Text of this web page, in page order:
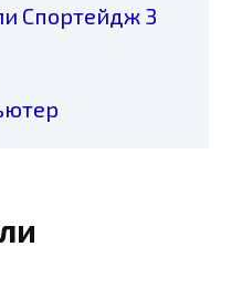
Спортейдж 3